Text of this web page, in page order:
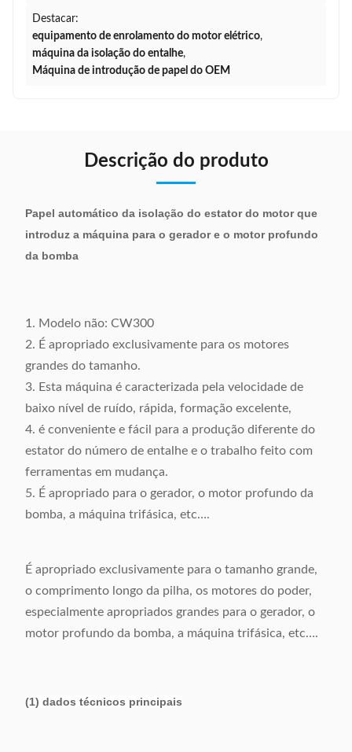
Destacar:
equipamento de enrolamento do motor elétrico,
máquina da isolação do entalhe,
Máquina de introdução de papel do OEM
Descrição do produto
Papel automático da isolação do estator do motor que
introduz a máquina para o gerador e o motor profundo
da bomba
1. Modelo não: CW300
2. É apropriado exclusivamente para os motores
grandes do tamanho.
3. Esta máquina é caracterizada pela velocidade de
baixo nível de ruído, rápida, formação excelente,
4. é conveniente e fácil para a produção diferente do
estator do número de entalhe e o trabalho feito com
ferramentas em mudança.
5. É apropriado para o gerador, o motor profundo da
bomba, a máquina trifásica, etc….
É apropriado exclusivamente para o tamanho grande,
o comprimento longo da pilha, os motores do poder,
especialmente apropriados grandes para o gerador, o
motor profundo da bomba, a máquina trifásica, etc….
(1) dados técnicos principais